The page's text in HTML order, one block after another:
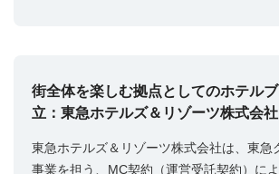
街全体を楽しむ拠点としてのホテル
立：東急ホテルズ＆リゾーツ株式会社
東急ホテルズ＆リゾーツ株式会社は、東急
事業を担う、MC契約（運営受託契約）に